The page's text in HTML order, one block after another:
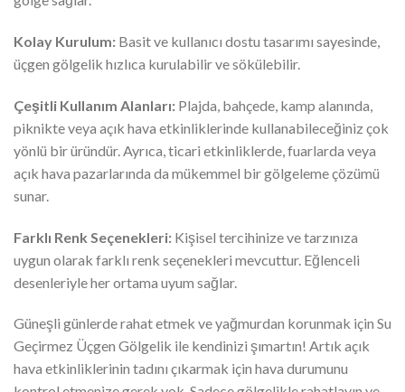
Kolay Kurulum: Basit ve kullanıcı dostu tasarımı sayesinde,
üçgen gölgelik hızlıca kurulabilir ve sökülebilir.
Çeşitli Kullanım Alanları: Plajda, bahçede, kamp alanında,
piknikte veya açık hava etkinliklerinde kullanabileceğiniz çok
yönlü bir üründür. Ayrıca, ticari etkinliklerde, fuarlarda veya
açık hava pazarlarında da mükemmel bir gölgeleme çözümü
sunar.
Farklı Renk Seçenekleri: Kişisel tercihinize ve tarzınıza
uygun olarak farklı renk seçenekleri mevcuttur. Eğlenceli
desenleriyle her ortama uyum sağlar.
Güneşli günlerde rahat etmek ve yağmurdan korunmak için Su
Geçirmez Üçgen Gölgelik ile kendinizi şımartın! Artık açık
hava etkinliklerinin tadını çıkarmak için hava durumunu